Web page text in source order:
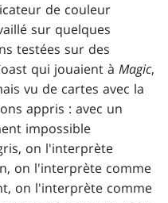
de couleur
sur quelques
testées sur des
qui jouaient àMagic,
vu de cartes avec la
appris : avec un
impossible
on l'interprète
on l'interprète comme
on l'interprète comme